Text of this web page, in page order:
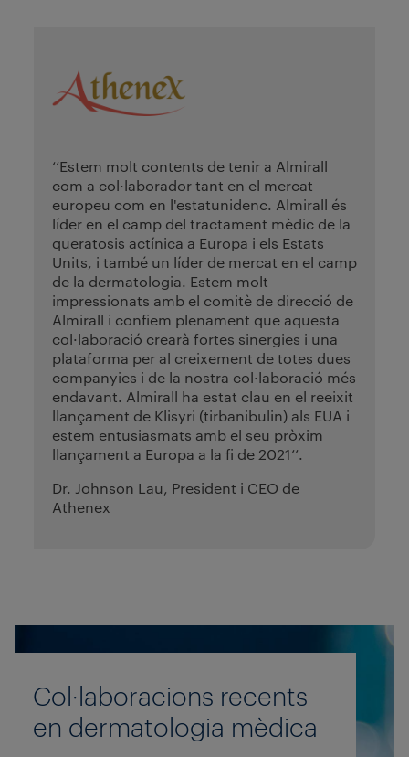
‘‘Estem molt contents de tenir a Almirall
com a col·laborador tant en el mercat
europeu com en l'estatunidenc. Almirall és
líder en el camp del tractament mèdic de la
queratosis actínica a Europa i els Estats
Units, i també un líder de mercat en el camp
de la dermatologia. Estem molt
impressionats amb el comitè de direcció de
Almirall i confiem plenament que aquesta
col·laboració crearà fortes sinergies i una
plataforma per al creixement de totes dues
companyies i de la nostra col·laboració més
endavant. Almirall ha estat clau en el reeixit
llançament de Klisyri (tirbanibulin) als EUA i
estem entusiasmats amb el seu pròxim
llançament a Europa a la fi de 2021’’.
Dr. Johnson Lau, President i CEO de
Athenex
Col·laboracions recents
en dermatologia mèdica